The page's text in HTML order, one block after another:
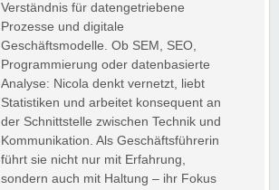
Verständnis für datengetriebene
Prozesse und digitale
Geschäftsmodelle. Ob SEM, SEO,
Programmierung oder datenbasierte
Analyse: Nicola denkt vernetzt, liebt
Statistiken und arbeitet konsequent an
der Schnittstelle zwischen Technik und
Kommunikation. Als Geschäftsführerin
führt sie nicht nur mit Erfahrung,
sondern auch mit Haltung – ihr Fokus